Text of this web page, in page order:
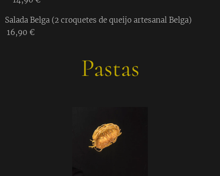
Salada Belga (2 croquetes de queijo artesanal Belga)
16,90 €
Pastas